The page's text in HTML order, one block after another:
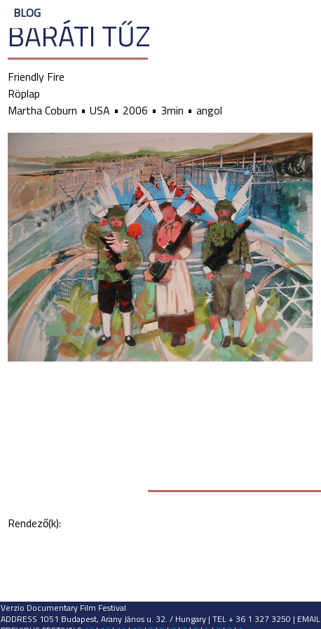
BARÁTI TŰZ
Friendly Fire
Röplap
Martha Coburn
USA 2006 3min
angol
Rendező(k):
BLOG
Verzio Documentary Film Festival
ADDRESS 1051 Budapest, Arany János u. 32. / Hungary | TEL + 36 1 327 3250 | EMAIL